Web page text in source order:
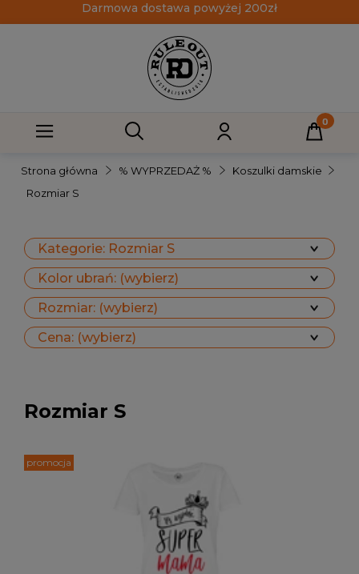
Darmowa dostawa powyżej 200zł
Strona główna % WYPRZEDAŻ %
Koszulki damskie
Rozmiar S
Kategorie: Rozmiar S
Kolor ubrań: (wybierz)
Rozmiar: (wybierz)
Cena: (wybierz)
Rozmiar S
promocja